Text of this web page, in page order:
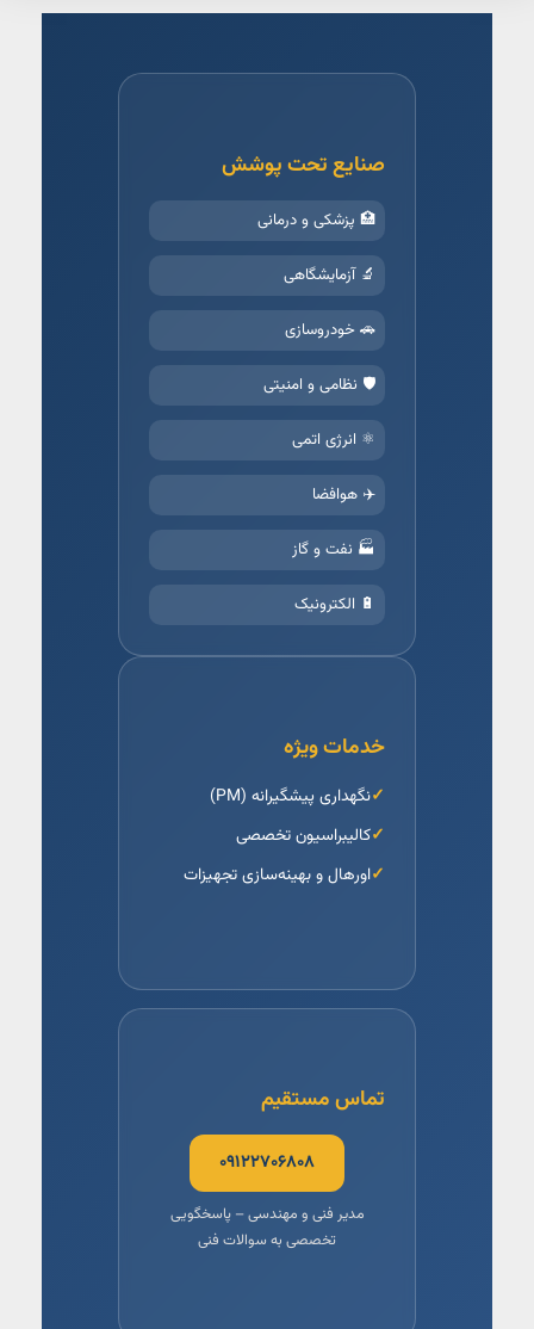
صنایع تحت پوشش
🏥 پزشکی و درمانی
🔬 آزمایشگاهی
🚗 خودروسازی
🛡️ نظامی و امنیتی
⚛️ انرژی اتمی
✈️ هوافضا
🏭 نفت و گاز
🔋 الکترونیک
خدمات ویژه
نگهداری پیشگیرانه (PM)
کالیبراسیون تخصصی
اورهال و بهینه‌سازی تجهیزات
تماس مستقیم
۰۹۱۲۲۷۰۶۸۰۸
مدیر فنی و مهندسی – پاسخگویی
تخصصی به سوالات فنی